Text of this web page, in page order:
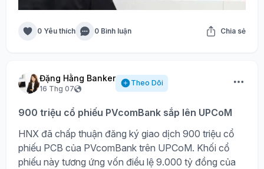
0 Yêu thích 0 Bình luận Chia sẻ
Đặng Hằng Banker
16 Thg 07
Theo Dõi
900 triệu cổ phiếu PVcomBank sắp lên UPCoM
HNX đã chấp thuận đăng ký giao dịch 900 triệu cổ
phiếu PCB của PVcomBank trên UPCoM. Khối cổ
phiếu này tương ứng vốn điều lệ 9.000 tỷ đồng của